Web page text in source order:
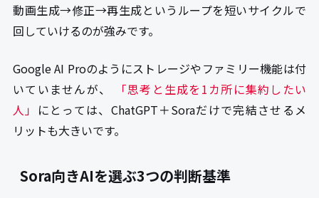
動画生成→修正→再生成というループを短いサイクルで
回していけるのが強みです。
Google AI Proのようにストレージやファミリー機能は付
いていませんが、
「思考と生成を1カ所に集約したい
人」 にとっては、ChatGPT＋Soraだけで完結させるメ
リットも大きいです。
Sora向きAIを選ぶ3つの判断基準